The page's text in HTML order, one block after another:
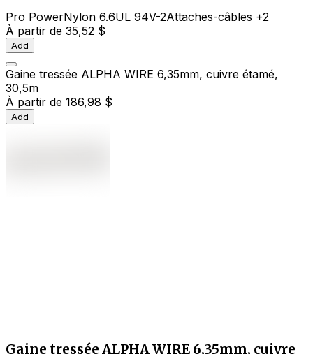
Pro PowerNylon 6.6UL 94V-2Attaches-câbles +2
À partir de 35,52 $
Add
Gaine tressée ALPHA WIRE 6,35mm, cuivre étamé,
30,5m
À partir de 186,98 $
Add
Gaine tressée ALPHA WIRE 6,35mm, cuivre